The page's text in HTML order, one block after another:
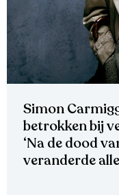
Simon
betrokken bij
‘Na de dood
veranderde